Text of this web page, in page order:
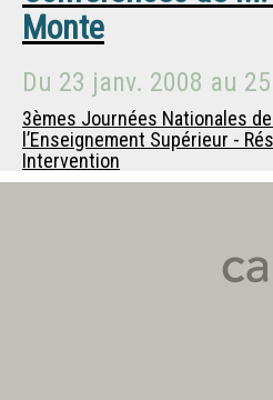
Monte
Du 23 janv. 2008 au
3èmes Journées Nationales
l’Enseignement Supérieur -
Intervention